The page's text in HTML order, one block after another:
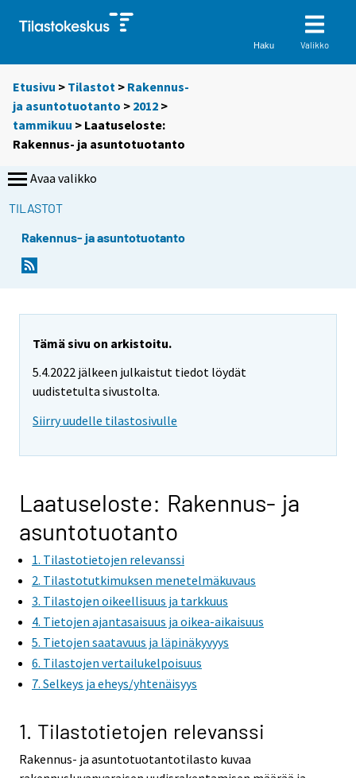
Haku Valikko
Etusivu > Tilastot > Rakennus-
ja asuntotuotanto > 2012 >
tammikuu > Laatuseloste:
Rakennus- ja asuntotuotanto
Avaa valikko
TILASTOT
Rakennus- ja asuntotuotanto
Tämä sivu on arkistoitu.
5.4.2022 jälkeen julkaistut tiedot löydät
uudistetulta sivustolta.
Siirry uudelle tilastosivulle
Laatuseloste: Rakennus- ja
asuntotuotanto
1. Tilastotietojen relevanssi
2. Tilastotutkimuksen menetelmäkuvaus
3. Tilastojen oikeellisuus ja tarkkuus
4. Tietojen ajantasaisuus ja oikea-aikaisuus
5. Tietojen saatavuus ja läpinäkyvyys
6. Tilastojen vertailukelpoisuus
7. Selkeys ja eheys/yhtenäisyys
1. Tilastotietojen relevanssi
Rakennus- ja asuntotuotantotilasto kuvaa